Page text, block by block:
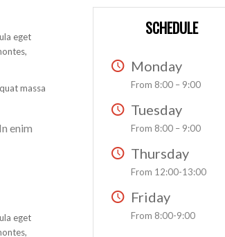
eget
massa
enim
eget
SCHEDULE
Monday
From 8:00 – 9:00
Tuesday
From 8:00 – 9:00
Thursday
From 12:00-13:00
Friday
From 8:00-9:00